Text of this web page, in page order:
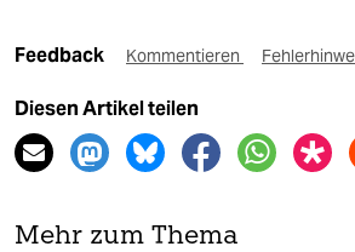
Feedback Kommentieren
Diesen Artikel teilen
Mehr zum Thema